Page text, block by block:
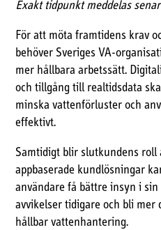
Exakt tidpunkt meddelas
För att möta framtidens krav
behöver Sveriges VA-
mer hållbara arbetssätt.
och tillgång till realtidsdata
minska vattenförluster och
effektivt.
Samtidigt blir slutkundens roll
appbaserade kundlösningar
användare få bättre insyn i
avvikelser tidigare och bli mer
hållbar vattenhantering.